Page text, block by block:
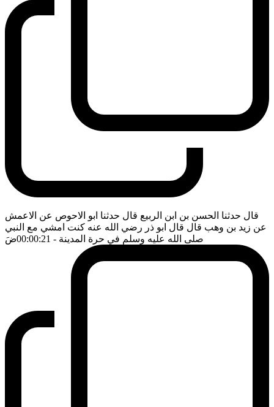
قال حدثنا الحسن بن ابن الربيع قال حدثنا ابو الاحوص عن الاعمش
عن زيد بن وهب قال قال ابو ذر رضي الله عنه كنت امشي مع النبي
صلى الله عليه وسلم في حرة المدينة - 00:00:21 ضَ